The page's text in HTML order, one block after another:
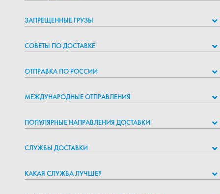
ЗАПРЕЩЕННЫЕ ГРУЗЫ
СОВЕТЫ ПО ДОСТАВКЕ
ОТПРАВКА ПО РОССИИ
МЕЖДУНАРОДНЫЕ ОТПРАВЛЕНИЯ
ПОПУЛЯРНЫЕ НАПРАВЛЕНИЯ ДОСТАВКИ
СЛУЖБЫ ДОСТАВКИ
КАКАЯ СЛУЖБА ЛУЧШЕ?